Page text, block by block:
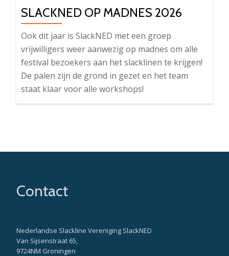
SLACKNED OP MADNES 2026
Ook dit jaar is SlackNED met een groep
vrijwilligers weer aanwezig op madnes om alle
festival bezoekers aan het slacklinen te krijgen!
De palen zijn de grond in gezet en het team
staat klaar voor alle workshops!
Contact
Nederlandse Slackline Vereniging SlackNED
Van Sijsenstraat 65,
9724NM Groningen